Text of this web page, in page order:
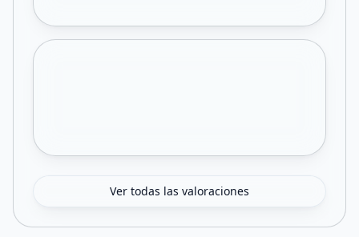
Ver todas las valoraciones